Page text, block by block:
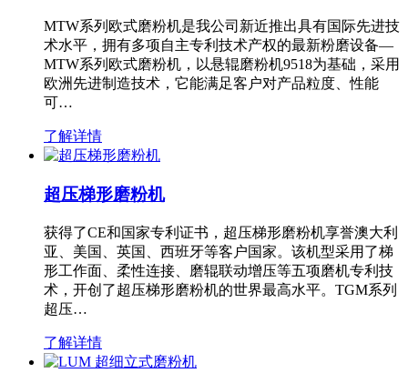
MTW系列欧式磨粉机是我公司新近推出具有国际先进技
术水平，拥有多项自主专利技术产权的最新粉磨设备—
MTW系列欧式磨粉机，以悬辊磨粉机9518为基础，采用
欧洲先进制造技术，它能满足客户对产品粒度、性能
可…
了解详情
超压梯形磨粉机
获得了CE和国家专利证书，超压梯形磨粉机享誉澳大利
亚、美国、英国、西班牙等客户国家。该机型采用了梯
形工作面、柔性连接、磨辊联动增压等五项磨机专利技
术，开创了超压梯形磨粉机的世界最高水平。TGM系列
超压…
了解详情